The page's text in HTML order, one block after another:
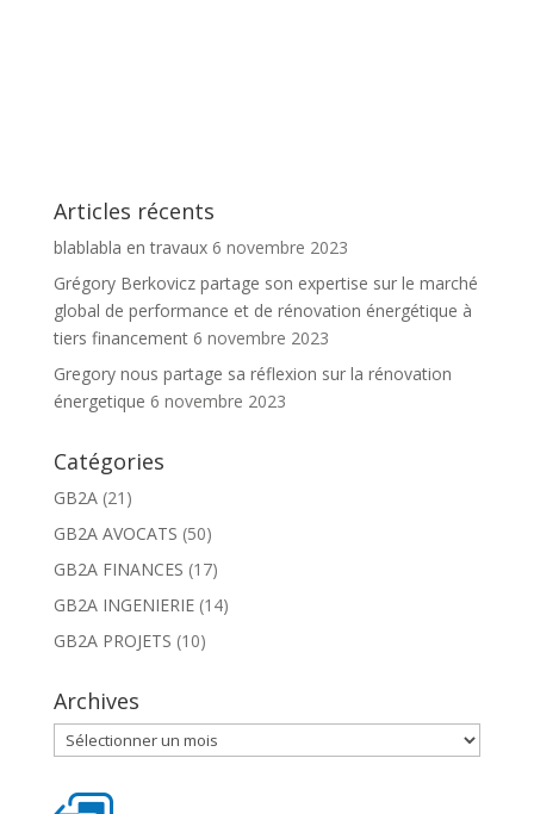
Articles récents
blablabla en travaux 6 novembre 2023
Grégory Berkovicz partage son expertise sur le marché
global de performance et de rénovation énergétique à
tiers financement 6 novembre 2023
Gregory nous partage sa réflexion sur la rénovation
énergetique 6 novembre 2023
Catégories
GB2A(21)
GB2A AVOCATS (50)
GB2A FINANCES (17)
GB2A INGENIERIE(14)
GB2A PROJETS (10)
Archives
Archives